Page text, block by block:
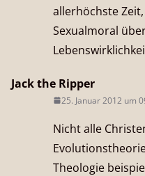
allerhöchste
Sexualmoral
Jack the Ripper
25. Januar 2012 um
Nicht alle
Theologie